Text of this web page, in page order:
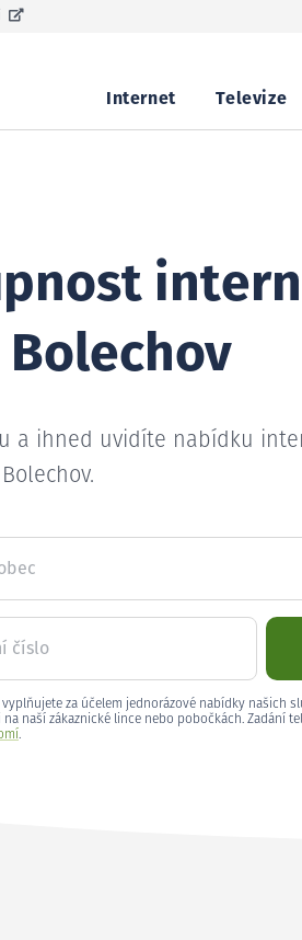
Internet Televize
a ihned uvidíte nabídku
číslo
za účelem jednorázové nabídky našich
naší zákaznické lince nebo pobočkách. Zadání
.